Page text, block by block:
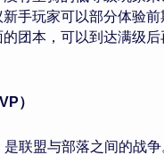
手玩家可以部分体验
团本，可以到达满级
）
联盟与部落之间的战